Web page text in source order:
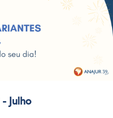
Julho